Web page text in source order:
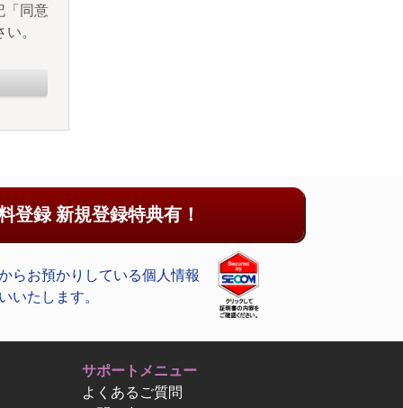
「同意
。
登録 新規登録特典有！
らお預かりしている個人情報
いたします。
サポートメニュー
よくあるご質問